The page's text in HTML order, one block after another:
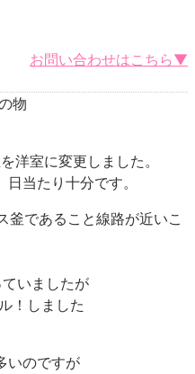
お問い合わせはこちら▼
物
洋室に変更しました。
当たり十分です。
釜であること線路が近いこ
いましたが
！しました
いのですが